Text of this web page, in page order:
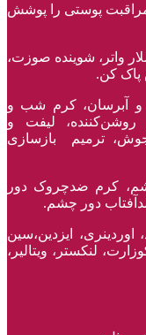
پوستی را پوشش
واتر، شوینده صوزت،
پاک کن.
آبرسان، کرم شب و
لیفت و
ترمیم بازسازی
کرم ضدچروک دور
دور چشم.
ایزدین،سین
لنکستر، ویتالیر،